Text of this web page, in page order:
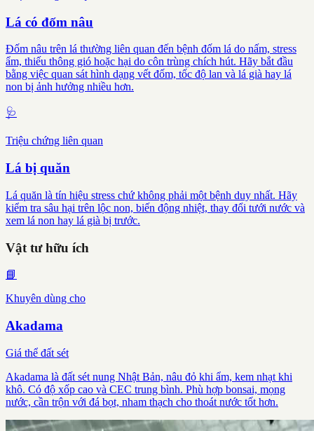
Lá có đốm nâu
Đốm nâu trên lá thường liên quan đến bệnh đốm lá do nấm, stress
ẩm, thiếu thông gió hoặc hại do côn trùng chích hút. Hãy bắt đầu
bằng việc quan sát hình dạng vết đốm, tốc độ lan và lá già hay lá
non bị ảnh hưởng nhiều hơn.
🩺
Triệu chứng liên quan
Lá bị quăn
Lá quăn là tín hiệu stress chứ không phải một bệnh duy nhất. Hãy
kiểm tra sâu hại trên lộc non, biến động nhiệt, thay đổi tưới nước và
xem lá non hay lá già bị trước.
Vật tư hữu ích
📘
Khuyên dùng cho
Akadama
Giá thể đất sét
Akadama là đất sét nung Nhật Bản, nâu đỏ khi ẩm, kem nhạt khi
khô. Có độ xốp cao và CEC trung bình. Phù hợp bonsai, mọng
nước, cần trộn với đá bọt, nham thạch cho thoát nước tốt hơn.